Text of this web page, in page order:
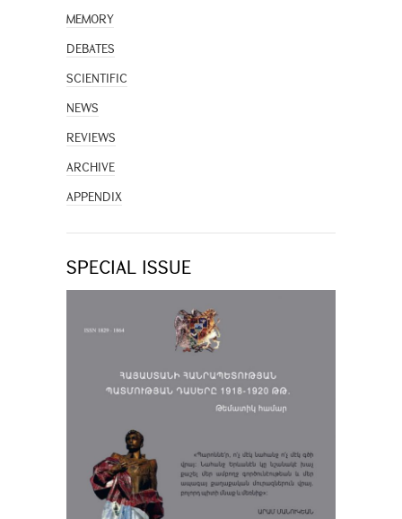
MEMORY
DEBATES
SCIENTIFIC
NEWS
REVIEWS
ARCHIVE
APPENDIX
SPECIAL ISSUE